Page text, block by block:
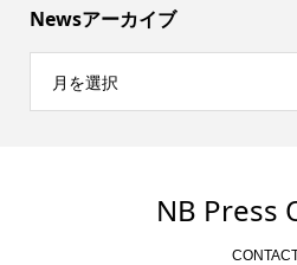
Newsアーカイブ
月を選択
NB Press